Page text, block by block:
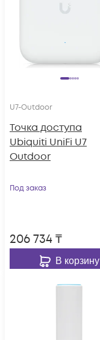
U7-Outdoor
Точка доступа
Ubiquiti UniFi U7
Outdoor
Под заказ
206 734₸
В корзину